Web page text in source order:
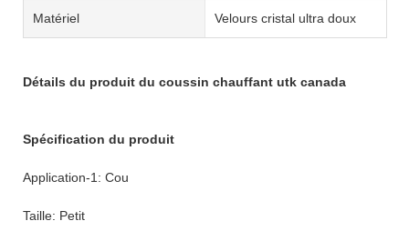
Matériel Velours cristal ultra doux
Détails du produit du coussin chauffant utk canada
Spécification du produit
Application-1: Cou
Taille: Petit